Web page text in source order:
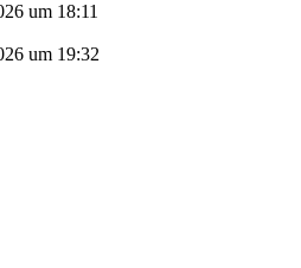
um 18:11
um 19:32